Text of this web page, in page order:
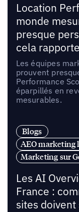
Location
monde
presque
cela rapporte
Les équipes
prouvent
Performance
éparpillés en
mesurables.
Blogs
AEO marketing
Marketing sur
Les AI
France :
sites doivent